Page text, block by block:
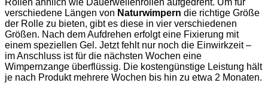
Rollen ähnlich wie Dauerwellenrollen aufgedreht. Um für
verschiedene Längen von Naturwimpern die richtige Größe
der Rolle zu bieten, gibt es diese in vier verschiedenen
Größen. Nach dem Aufdrehen erfolgt eine Fixierung mit
einem speziellen Gel. Jetzt fehlt nur noch die Einwirkzeit –
im Anschluss ist für die nächsten Wochen eine
Wimpernzange überflüssig. Die kostengünstige Leistung hält
je nach Produkt mehrere Wochen bis hin zu etwa 2 Monaten.